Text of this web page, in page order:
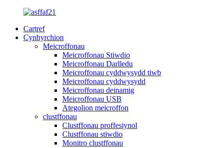
Cartref
Cynhyrchion
Meicroffonau
Meicroffonau Stiwdio
Meicroffonau Darlledu
Meicroffonau cyddwysydd tiwb
Meicroffonau cyddwysydd
Meicroffonau deinamig
Meicroffonau USB
Ategolion meicroffon
clustffonau
Clustffonau proffesiynol
Clustffonau stiwdio
Monitro clustffonau